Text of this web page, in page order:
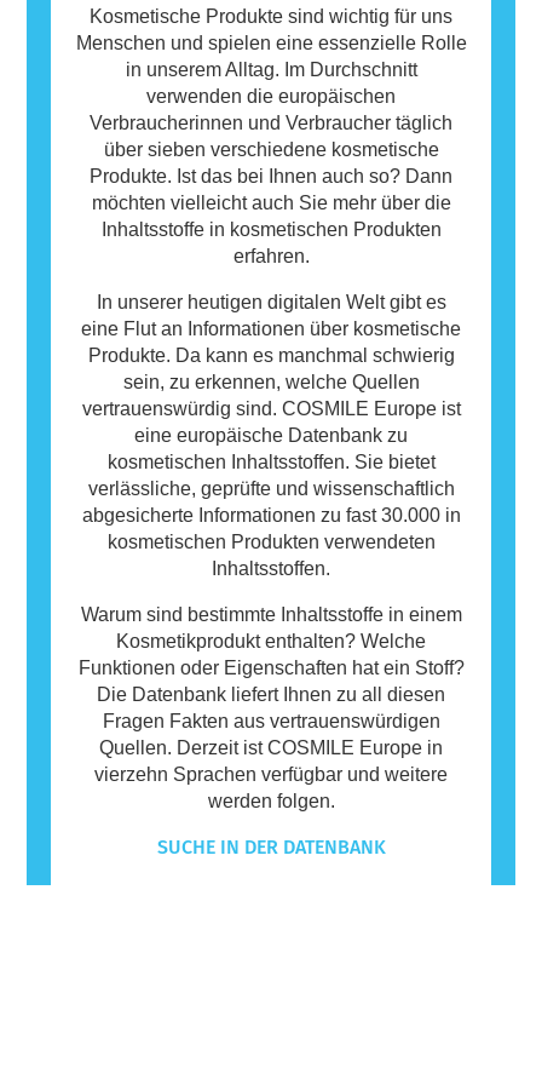
Allergie auslösen können. Das bedeutet
jedoch nicht, dass das Produkt für andere
Personen nicht sicher ist.
Kosmetische Produkte sind wichtig für uns
Menschen und spielen eine essenzielle Rolle
in unserem Alltag. Im Durchschnitt
verwenden die europäischen
Verbraucherinnen und Verbraucher täglich
über sieben verschiedene kosmetische
Produkte. Ist das bei Ihnen auch so? Dann
möchten vielleicht auch Sie mehr über die
Inhaltsstoffe in kosmetischen Produkten
erfahren.
In unserer heutigen digitalen Welt gibt es
eine Flut an Informationen über kosmetische
Produkte. Da kann es manchmal schwierig
sein, zu erkennen, welche Quellen
vertrauenswürdig sind. COSMILE Europe ist
eine europäische Datenbank zu
kosmetischen Inhaltsstoffen. Sie bietet
verlässliche, geprüfte und wissenschaftlich
abgesicherte Informationen zu fast 30.000 in
kosmetischen Produkten verwendeten
Inhaltsstoffen.
Warum sind bestimmte Inhaltsstoffe in einem
Kosmetikprodukt enthalten? Welche
Funktionen oder Eigenschaften hat ein Stoff?
Die Datenbank liefert Ihnen zu all diesen
Fragen Fakten aus vertrauenswürdigen
Quellen. Derzeit ist COSMILE Europe in
vierzehn Sprachen verfügbar und weitere
werden folgen.
SUCHE IN DER DATENBANK